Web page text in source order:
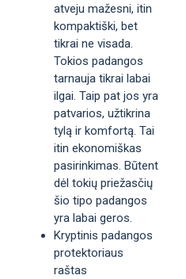
atveju mažesni, itin
kompaktiški, bet
tikrai ne visada.
Tokios padangos
tarnauja tikrai labai
ilgai. Taip pat jos yra
patvarios, užtikrina
tylą ir komfortą. Tai
itin ekonomiškas
pasirinkimas. Būtent
dėl tokių priežasčių
šio tipo padangos
yra labai geros.
Kryptinis padangos
protektoriaus
raštas